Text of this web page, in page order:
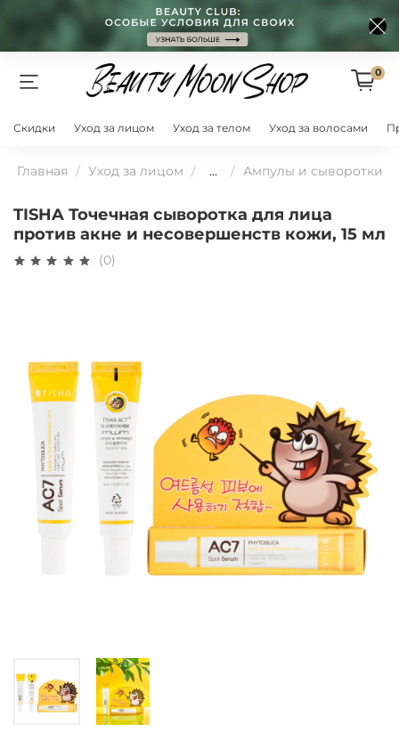
0
Скидки Уход за лицом Уход за телом Уход за волосами
Главная Уход за лицом ... Ампулы и сыворотки
TISHA Точечная сыворотка для лица
против акне и несовершенств кожи, 15 мл
(0)